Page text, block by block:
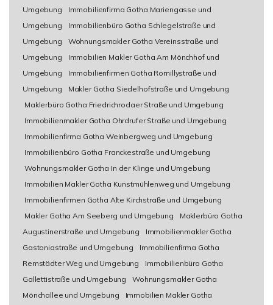
Umgebung
Immobilienfirma Gotha Mariengasse und
Umgebung
Immobilienbüro Gotha Schlegelstraße und
Umgebung
Wohnungsmakler Gotha Vereinsstraße und
Umgebung
Immobilien Makler Gotha Am Mönchhof und
Umgebung
Immobilienfirmen Gotha Romillystraße und
Umgebung
Makler Gotha Siedelhofstraße und Umgebung
Maklerbüro Gotha Friedrichrodaer Straße und Umgebung
Immobilienmakler Gotha Ohrdrufer Straße und Umgebung
Immobilienfirma Gotha Weinbergweg und Umgebung
Immobilienbüro Gotha Franckestraße und Umgebung
Wohnungsmakler Gotha In der Klinge und Umgebung
Immobilien Makler Gotha Kunstmühlenweg und Umgebung
Immobilienfirmen Gotha Alte Kirchstraße und Umgebung
Makler Gotha Am Seeberg und Umgebung
Maklerbüro Gotha
Augustinerstraße und Umgebung
Immobilienmakler Gotha
Gastoniastraße und Umgebung
Immobilienfirma Gotha
Remstädter Weg und Umgebung
Immobilienbüro Gotha
Gallettistraße und Umgebung
Wohnungsmakler Gotha
Mönchallee und Umgebung
Immobilien Makler Gotha